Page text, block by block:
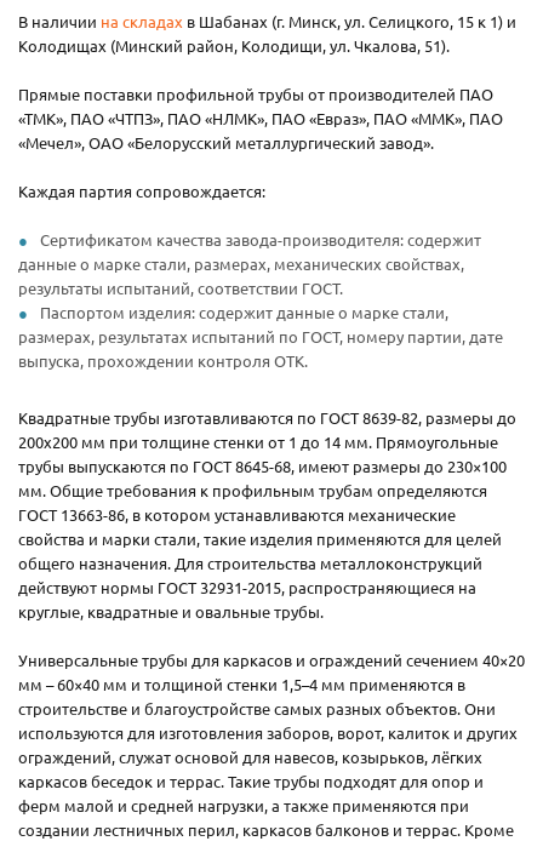
В наличии на складах в Шабанах (г. Минск, ул. Селицкого, 15 к 1) и
Колодищах (Минский район, Колодищи, ул. Чкалова, 51).
Прямые поставки профильной трубы от производителей ПАО
«ТМК», ПАО «ЧТПЗ», ПАО «НЛМК», ПАО «Евраз», ПАО «ММК», ПАО
«Мечел», ОАО «Белорусский металлургический завод».
Каждая партия сопровождается:
Сертификатом качества завода-производителя: содержит
данные о марке стали, размерах, механических свойствах,
результаты испытаний, соответствии ГОСТ.
Паспортом изделия: содержит данные о марке стали,
размерах, результатах испытаний по ГОСТ, номеру партии, дате
выпуска, прохождении контроля ОТК.
Квадратные трубы изготавливаются по ГОСТ 8639-82, размеры до
200х200 мм при толщине стенки от 1 до 14 мм. Прямоугольные
трубы выпускаются по ГОСТ 8645-68, имеют размеры до 230×100
мм. Общие требования к профильным трубам определяются
ГОСТ 13663-86, в котором устанавливаются механические
свойства и марки стали, такие изделия применяются для целей
общего назначения. Для строительства металлоконструкций
действуют нормы ГОСТ 32931-2015, распространяющиеся на
круглые, квадратные и овальные трубы.
Универсальные трубы для каркасов и ограждений сечением 40×20
мм – 60×40 мм и толщиной стенки 1,5–4 мм применяются в
строительстве и благоустройстве самых разных объектов. Они
используются для изготовления заборов, ворот, калиток и других
ограждений, служат основой для навесов, козырьков, лёгких
каркасов беседок и террас. Такие трубы подходят для опор и
ферм малой и средней нагрузки, а также применяются при
создании лестничных перил, каркасов балконов и террас. Кроме